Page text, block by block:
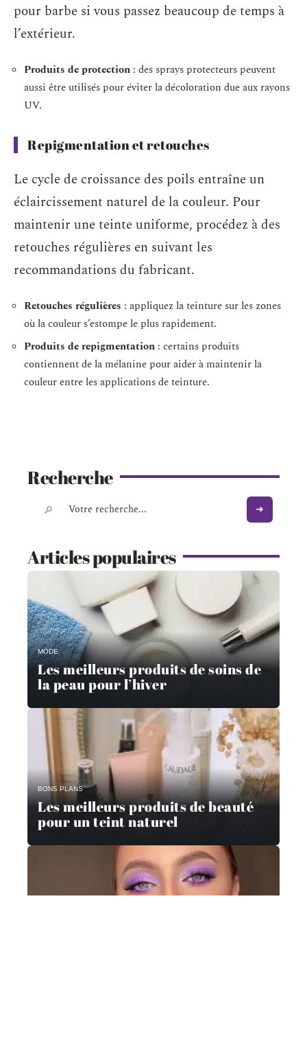
pour barbe si vous passez beaucoup de temps à
l’extérieur.
Produits de protection : des sprays protecteurs peuvent
aussi être utilisés pour éviter la décoloration due aux rayons
UV.
Repigmentation et retouches
Le cycle de croissance des poils entraîne un
éclaircissement naturel de la couleur. Pour
maintenir une teinte uniforme, procédez à des
retouches régulières en suivant les
recommandations du fabricant.
Retouches régulières : appliquez la teinture sur les zones
où la couleur s’estompe le plus rapidement.
Produits de repigmentation : certains produits
contiennent de la mélanine pour aider à maintenir la
couleur entre les applications de teinture.
Recherche
Articles populaires
MODE
Les meilleurs produits de soins de
la peau pour l’hiver
BONS PLANS
Les meilleurs produits de beauté
pour un teint naturel